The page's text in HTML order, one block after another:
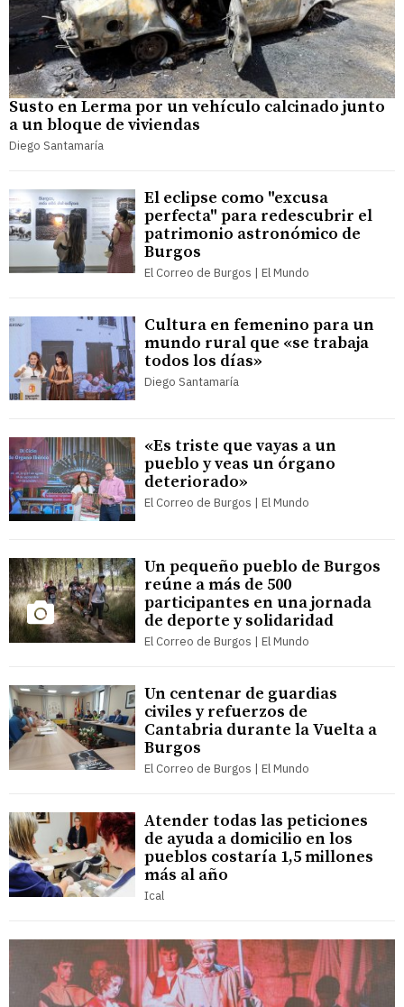
Susto en Lerma por un vehículo calcinado junto
a un bloque de viviendas
Diego Santamaría
El eclipse como "excusa
perfecta" para redescubrir el
patrimonio astronómico de
Burgos
El Correo de Burgos | El Mundo
Cultura en femenino para un
mundo rural que «se trabaja
todos los días»
Diego Santamaría
​«Es triste que vayas a un
pueblo y veas un órgano
deteriorado​»
El Correo de Burgos | El Mundo
Un pequeño pueblo de Burgos
reúne a más de 500
participantes en una jornada
de deporte y solidaridad
El Correo de Burgos | El Mundo
Un centenar de guardias
civiles y refuerzos de
Cantabria durante la Vuelta a
Burgos
El Correo de Burgos | El Mundo
Atender todas las peticiones
de ayuda a domicilio en los
pueblos costaría 1,5 millones
más al año
Ical